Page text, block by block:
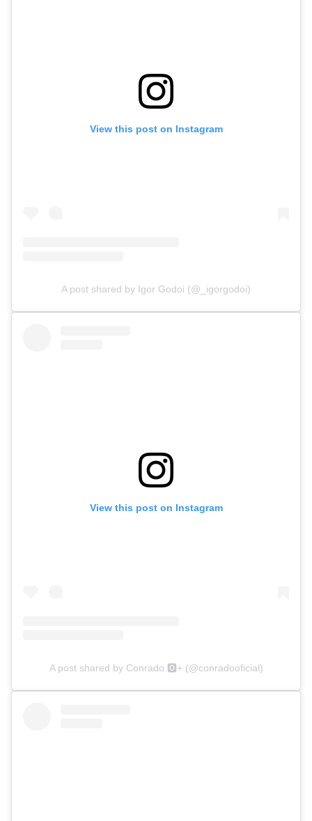
View this post on Instagram
A post shared by Igor Godoi (@_igorgodoi)
View this post on Instagram
A post shared by Conrado 🅾️+ (@conradooficial)